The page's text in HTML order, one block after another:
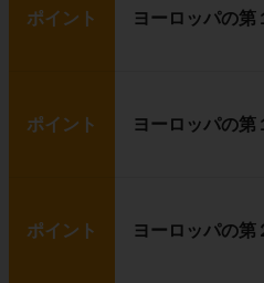
ポイント ヨーロッパの第
ポイント ヨーロッパの第
ポイント ヨーロッパの第